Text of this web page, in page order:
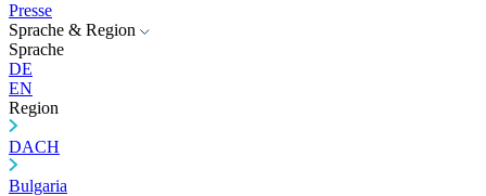
Presse
Sprache & Region
Sprache
DE
EN
Region
DACH
Bulgaria